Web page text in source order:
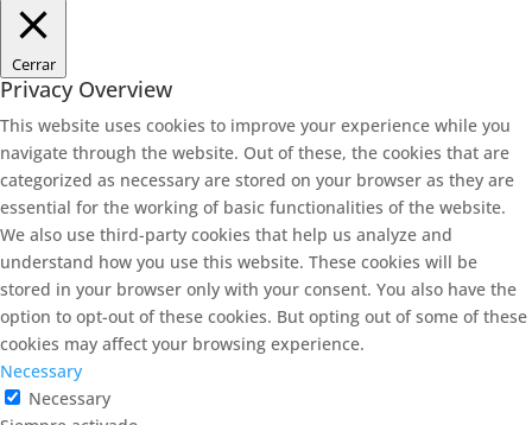
Cerrar
Privacy Overview
This website uses cookies to improve your experience while you
navigate through the website. Out of these, the cookies that are
categorized as necessary are stored on your browser as they are
essential for the working of basic functionalities of the website.
We also use third-party cookies that help us analyze and
understand how you use this website. These cookies will be
stored in your browser only with your consent. You also have the
option to opt-out of these cookies. But opting out of some of these
cookies may affect your browsing experience.
Necessary
Necessary